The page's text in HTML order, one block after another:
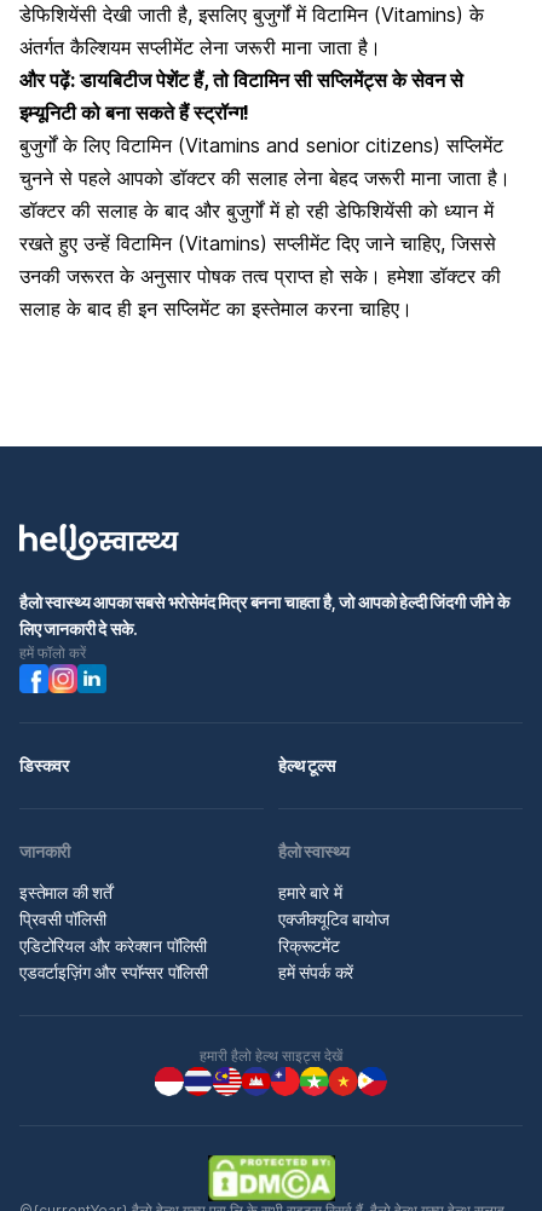
डेफिशियेंसी देखी जाती है, इसलिए बुजुर्गों में विटामिन (Vitamins) के
अंतर्गत कैल्शियम सप्लीमेंट लेना जरूरी माना जाता है।
और पढ़ें:डायबिटीज पेशेंट हैं, तो विटामिन सी सप्लिमेंट्स के सेवन से
इम्यूनिटी को बना सकते हैं स्ट्रॉन्ग!
बुजुर्गों के लिए विटामिन (Vitamins and senior citizens) सप्लिमेंट
चुनने से पहले आपको डॉक्टर की सलाह लेना बेहद जरूरी माना जाता है।
डॉक्टर की सलाह के बाद और बुजुर्गों में हो रही डेफिशियेंसी को ध्यान में
रखते हुए उन्हें विटामिन (Vitamins) सप्लीमेंट दिए जाने चाहिए, जिससे
उनकी जरूरत के अनुसार पोषक तत्व प्राप्त हो सके। हमेशा डॉक्टर की
सलाह के बाद ही इन सप्लिमेंट का इस्तेमाल करना चाहिए।
हैलो स्वास्थ्य आपका सबसे भरोसेमंद मित्र बनना चाहता है, जो आपको हेल्दी जिंदगी जीने के
लिए जानकारी दे सके.
हमें फॉलो करें
डिस्कवर हेल्थ टूल्स
जानकारी
इस्तेमाल की शर्तें
प्रिवसी पॉलिसी
एडिटोरियल और करेक्शन पॉलिसी
एडवर्टाइज़िंग और स्पॉन्सर पॉलिसी
हैलो स्वास्थ्य
हमारे बारे में
एक्जीक्यूटिव बायोज
रिक्रूटमेंट
हमें संपर्क करें
हमारी हैलो हेल्थ साइट्स देखें